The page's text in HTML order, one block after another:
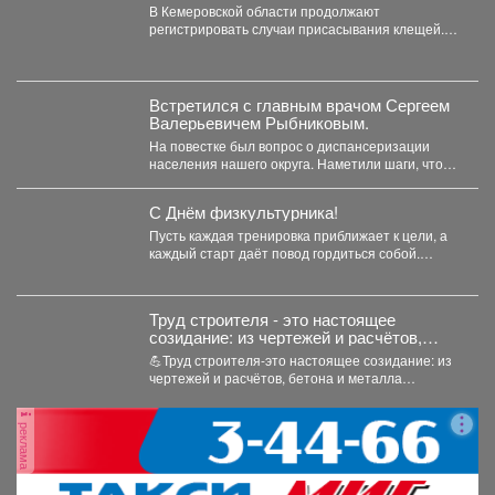
В Кемеровской области продолжают
регистрировать случаи присасывания клещей.
Встретился с главным врачом Сергеем
Валерьевичем Рыбниковым.
На повестке был вопрос о диспансеризации
населения нашего округа. Наметили шаги, чтобы
С Днём физкультурника!
Пусть каждая тренировка приближает к цели, а
каждый старт даёт повод гордиться собой.
Труд строителя - это настоящее
созидание: из чертежей и расчётов,
бетона и металла рождаются дома,
дороги, школы и целые городские
пространства.
💪Труд строителя-это настоящее созидание: из
чертежей и расчётов, бетона и металла
реклама